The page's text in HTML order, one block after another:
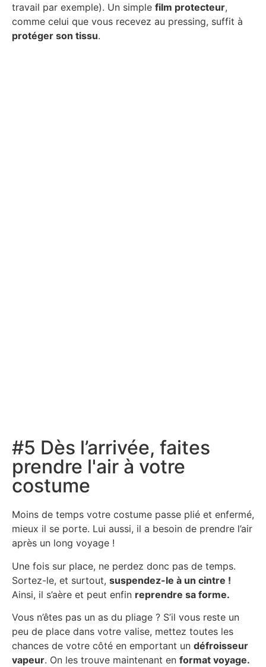
travail par exemple). Un simple film protecteur,
comme celui que vous recevez au pressing, suffit à
protéger son tissu.
#5 Dès l’arrivée, faites
prendre l'air à votre
costume
Moins de temps votre costume passe plié et enfermé,
mieux il se porte. Lui aussi, il a besoin de prendre l’air
après un long voyage !
Une fois sur place, ne perdez donc pas de temps.
Sortez-le, et surtout, suspendez-le à un cintre !
Ainsi, il s’aère et peut enfin reprendre sa forme.
Vous n’êtes pas un as du pliage ? S’il vous reste un
peu de place dans votre valise, mettez toutes les
chances de votre côté en emportant un défroisseur
vapeur. On les trouve maintenant en format voyage.